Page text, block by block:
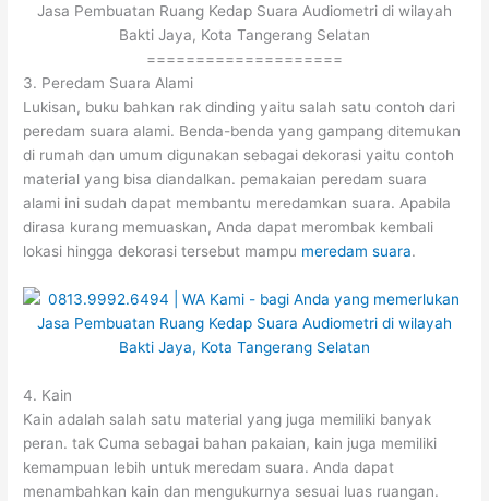
Jasa Pembuatan Ruang Kedap Suara Audiometri di wilayah
Bakti Jaya, Kota Tangerang Selatan
====================
3. Peredam Suara Alami
Lukisan, buku bahkan rak dinding yaitu salah satu contoh dari
peredam suara alami. Benda-benda yang gampang ditemukan
di rumah dan umum digunakan sebagai dekorasi yaitu contoh
material yang bisa diandalkan. pemakaian peredam suara
alami ini sudah dapat membantu meredamkan suara. Apabila
dirasa kurang memuaskan, Anda dapat merombak kembali
lokasi hingga dekorasi tersebut mampu meredam suara.
4. Kain
Kain adalah salah satu material yang juga memiliki banyak
peran. tak Cuma sebagai bahan pakaian, kain juga memiliki
kemampuan lebih untuk meredam suara. Anda dapat
menambahkan kain dan mengukurnya sesuai luas ruangan.